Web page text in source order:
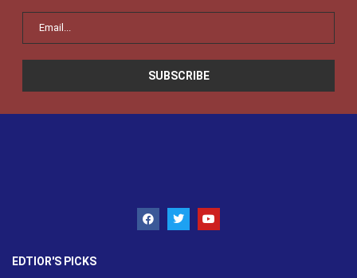
EDTIOR'S PICKS